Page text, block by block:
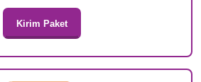
Kirim Paket